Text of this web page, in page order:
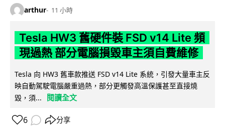
arthur 11 小時
Tesla HW3 舊硬件裝 FSD v14 Lite 頻
現過熱 部分電腦損毀車主須自費維修
Tesla 向 HW3 舊車款推送 FSD v14 Lite 系統，引發大量車主反
映自動駕駛電腦嚴重過熱，部分更觸發高溫保護甚至直接燒
毀，須...
閱讀全文
6 分享